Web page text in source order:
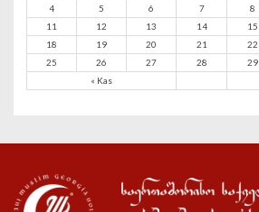
« Kas
4
5 6 7 8
11
12 13 14 15
18
19 20 21 22
25
26 27 28 29